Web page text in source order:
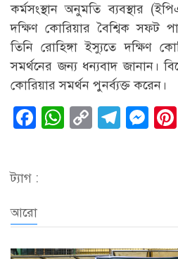
কর্মসংস্থান অনুমতি ব্যবস্থার
দক্ষিণ কোরিয়ার বৈশ্বিক সফট
তিনি রোহিঙ্গা ইস্যুতে দক্ষিণ
সমর্থনের জন্য ধন্যবাদ জানান।
কোরিয়ার সমর্থন পুনর্ব্যক্ত করেন।
Facebook
WhatsApp
Copy
ট্যাগ :
আরো